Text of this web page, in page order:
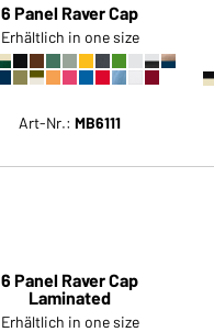
6 Panel Raver Cap
Erhältlich in one size
Art-Nr.:MB6111
6 Panel Raver Cap
Laminated
Erhältlich in one size